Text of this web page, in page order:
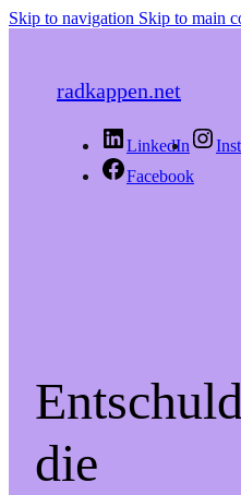
Skip to navigation Skip to main
radkappen.net
LinkedIn
Facebook
die